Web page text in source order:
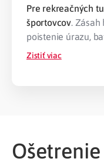
Pre rekreačných
športovcov. Zásah
poistenie úrazu,
Zistiť viac